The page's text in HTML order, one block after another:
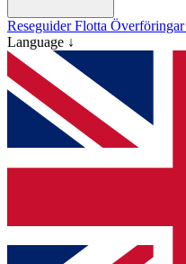
ReseguiderFlotta Överföringar
Language ↓